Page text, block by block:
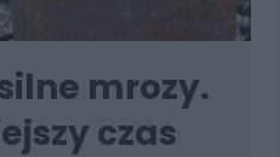
mrozy.
czas